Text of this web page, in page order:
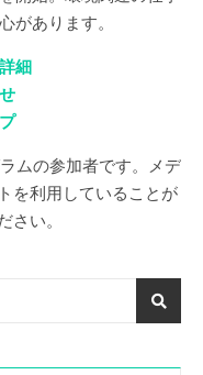
があります。
細
ムの参加者です。メデ
を利用していることが
い。